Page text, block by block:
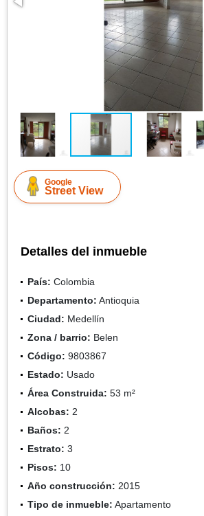
Google
Street View
Detalles del inmueble
País: Colombia
Departamento: Antioquia
Ciudad: Medellín
Zona / barrio: Belen
Código: 9803867
Estado: Usado
Área Construida: 53 m²
Alcobas: 2
Baños: 2
Estrato: 3
Pisos: 10
Año construcción: 2015
Tipo de inmueble: Apartamento